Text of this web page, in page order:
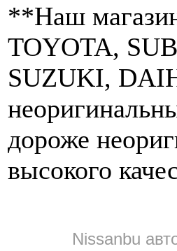
**Наш
TOYOTA,
SUZUKI,
дороже
высокого
Nissanbu